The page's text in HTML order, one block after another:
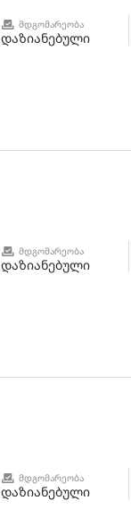
ᲛᲓᲒᲝᲛᲐᲠᲔᲝᲑᲐ
დაზიანებული
ᲛᲓᲒᲝᲛᲐᲠᲔᲝᲑᲐ
დაზიანებული
ᲛᲓᲒᲝᲛᲐᲠᲔᲝᲑᲐ
დაზიანებული